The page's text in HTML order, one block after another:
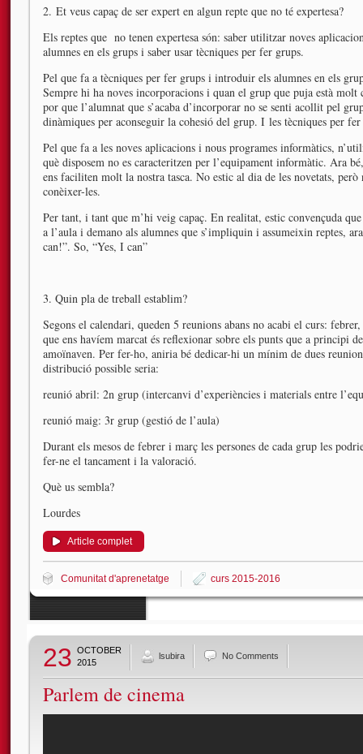
2. Et veus capaç de ser expert en algun repte que no té expertesa?
Els reptes que no tenen expertesa són: saber utilitzar noves
alumnes en els grups i saber usar tècniques per fer grups.
Pel que fa a tècniques per fer grups i introduir els alumnes en els
Sempre hi ha noves incorporacions i quan el grup que puja està
por que l’alumnat que s’acaba d’incorporar no se senti acollit pel
dinàmiques per aconseguir la cohesió del grup. I les tècniques per fer
Pel que fa a les noves aplicacions i nous programes informàtics,
què disposem no es caracteritzen per l’equipament informàtic. Ara
ens faciliten molt la nostra tasca. No estic al dia de les novetats,
conèixer-les.
Per tant, i tant que m’hi veig capaç. En realitat, estic convençuda
a l’aula i demano als alumnes que s’impliquin i assumeixin reptes,
can!”. So, “Yes, I can”
3. Quin pla de treball establim?
Segons el calendari, queden 5 reunions abans no acabi el curs:
que ens havíem marcat és reflexionar sobre els punts que a principi
amoïnaven. Per fer-ho, aniria bé dedicar-hi un mínim de dues
distribució possible seria:
reunió abril: 2n grup (intercanvi d’experiències i materials entre
reunió maig: 3r grup (gestió de l’aula)
Durant els mesos de febrer i març les persones de cada grup les
fer-ne el tancament i la valoració.
Què us sembla?
Lourdes
Article complet
Comunitat d'aprenetatge curs 2015-2016
23 OCTOBER
2015
lsubira No Comments
Parlem de cinema